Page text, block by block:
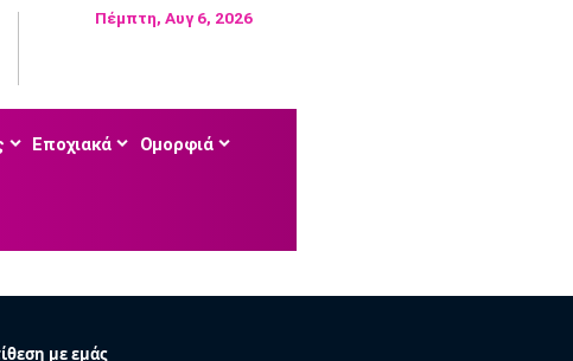
Πέμπτη, Αυγ 6, 2026
Εποχιακά Ομορφιά
με εμάς